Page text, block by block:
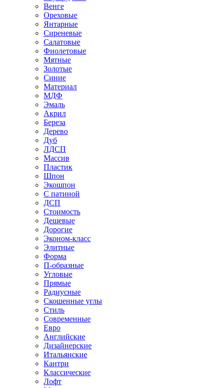
Венге
Ореховые
Янтарные
Сиреневые
Салатовые
Фиолетовые
Мятные
Золотые
Синие
Материал
МДФ
Эмаль
Акрил
Береза
Дерево
Дуб
ЛДСП
Массив
Пластик
Шпон
Экошпон
С патиной
ДСП
Стоимость
Дешевые
Дорогие
Эконом-класс
Элитные
Форма
П-образные
Угловые
Прямые
Радиусные
Скошенные углы
Стиль
Современные
Евро
Английские
Дизайнерские
Итальянские
Кантри
Классические
Лофт